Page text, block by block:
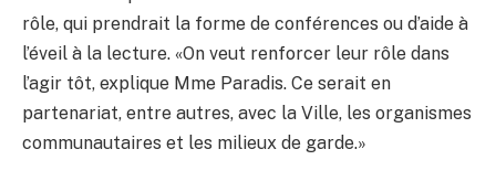
rôle, qui prendrait la forme de conférences ou d’aide à
l’éveil à la lecture. «On veut renforcer leur rôle dans
l’agir tôt, explique Mme Paradis. Ce serait en
partenariat, entre autres, avec la Ville, les organismes
communautaires et les milieux de garde.»